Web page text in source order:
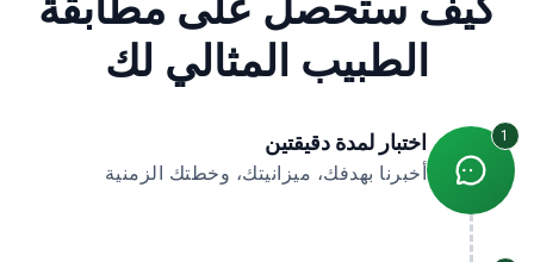
الطبيب المثالي لك
1 اختبار لمدة دقيقتين
أخبرنا بهدفك، ميزانيتك، وخطتك الزمنية